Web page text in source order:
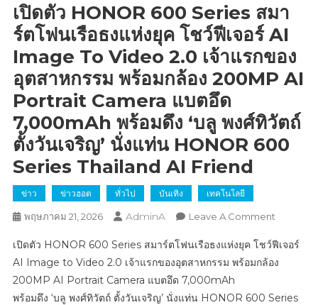
เปิดตัว HONOR 600 Series สมา
ร์ตโฟนเรือธงแห่งยุค โชว์ฟีเจอร์ AI
Image To Video 2.0 เจ้าแรกของ
อุตสาหกรรม พร้อมกล้อง 200MP AI
Portrait Camera แบตอึด
7,000mAh พร้อมดึง ‘บลู พงศ์ทิวัตถ์
ตั้งวันเจริญ’ นั่งแท่น HONOR 600
Series Thailand AI Friend
ข่าว ข่าวฮอต ทั่วไป บันเทิง เทคโนโลยี
พฤษภาคม 21, 2026 AdminA Leave A CommentOn
ตัว
HONOR
Series
เปิดตัว HONOR 600 Series สมาร์ตโฟนเรือธงแห่งยุค โชว์ฟีเจอร์
AI Image to Video 2.0 เจ้าแรกของอุตสาหกรรม พร้อมกล้อง
200MP AI Portrait Camera แบตอึด 7,000mAh
พร้อมดึง ‘บลู พงศ์ทิวัตถ์ ตั้งวันเจริญ’ นั่งแท่น HONOR 600 Series